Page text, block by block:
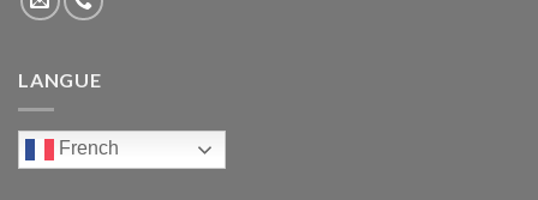
LANGUE
French